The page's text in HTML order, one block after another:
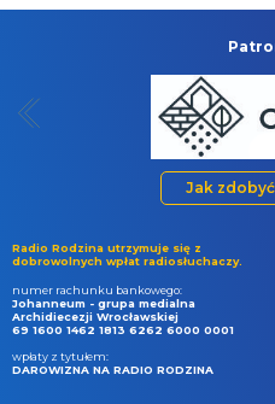
Jak
Radio Rodzina utrzymuje się z
dobrowolnych wpłat radiosłuchaczy.
numer rachunku bankowego:
Johanneum - grupa medialna
Archidiecezji Wrocławskiej
69 1600 1462 1813 6262 6000 0001
wpłaty z tytułem:
DAROWIZNA NA RADIO RODZINA